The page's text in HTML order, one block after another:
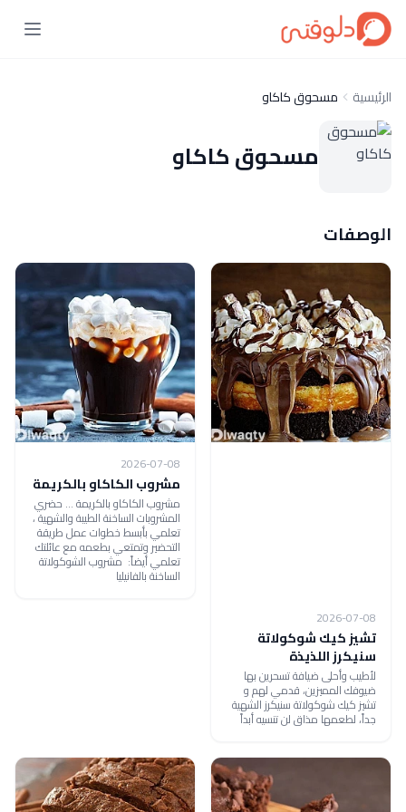
الرئيسية مسحوق كاكاو
مسحوق كاكاو
الوصفات
2026-07-08
تشيز كيك شوكولاتة
سنيكرز اللذيذة
لأطيب وأحلى ضيافة تسحرين بها
ضيوفك المميزين، قدمي لهم و
تشيز كيك شوكولاتة سنيكرز الشهية
جداً، لطعمها مذاق لن تنسيه أبداً
2026-07-08
مشروب الكاكاو بالكريمة
مشروب الكاكاو بالكريمة ... حضري
المشروبات الساخنة الطيبة والشهية ،
تعلمي بأبسط خطوات عمل طريقة
التحضير وتمتعي بطعمه مع عائلتك
تعلمي أيضاً: مشروب الشوكولاتة
الساخنة بالفانيليا